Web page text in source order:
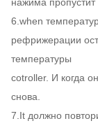
6.when
рефрижерации
температуры
cotroller. И когда
снова.
7.It должно